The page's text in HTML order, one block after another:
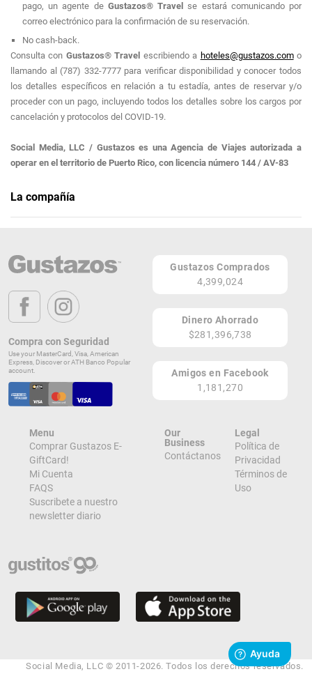
pago, un agente de Gustazos® Travelse estará comunicando por
correo electrónico para la confirmación de su reservación.
No cash-back.
Consulta con Gustazos® Travel escribiendo a hoteles@gustazos.como
llamando al (787) 332-7777 para verificar disponibilidad y conocer todos
los detalles específicos en relación a tu estadía, antes de reservar y/o
proceder con un pago, incluyendo todos los detalles sobre los cargos por
cancelación y protocolos del COVID-19.
Social Media, LLC / Gustazos es una Agencia de Viajes autorizada a
operar en el territorio de Puerto Rico, con licencia número 144 / AV-83
La compañía
operar en el territorio de Puerto Rico, con licencia número 144 / AV-83
PR
Compra con Seguridad
Use your MasterCard, Visa, American
Express, Discover or ATH Banco Popular
account.
Gustazos Comprados
4,399,024
Dinero Ahorrado
$281,396,738
Amigos en Facebook
1,181,270
Menu
Comprar Gustazos E-
GiftCard!
Mi Cuenta
FAQS
Suscribete a nuestro
newsletter diario
Our
Business
Contáctanos
Legal
Política de
Privacidad
Términos de
Uso
Social Media, LLC © 2011-2026. Todos los derechos reservados.